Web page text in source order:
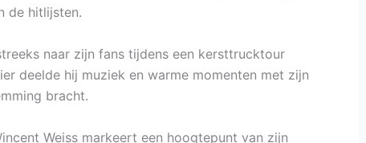
de hitlijsten.
naar zijn fans tijdens een kersttrucktour
deelde hij muziek en warme momenten met zijn
bracht.
Weiss markeert een hoogtepunt van zijn